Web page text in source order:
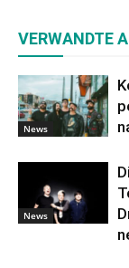
VERWANDTE
News
News